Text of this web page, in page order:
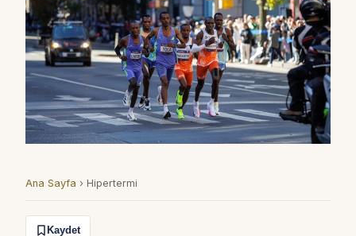
Ana Sayfa › Hipertermi
Kaydet